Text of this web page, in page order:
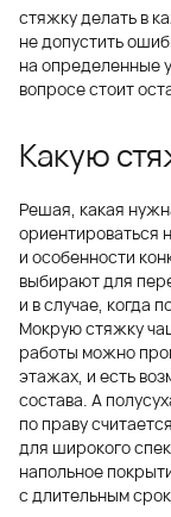
стяжку делать в
не допустить
на определенные
вопросе стоит
Какую
Решая, какая
ориентироваться
и особенности
выбирают для
и в случае, когда
Мокрую стяжку
работы можно
этажах, и есть
состава. А
по праву
для широкого
напольное
с длительным